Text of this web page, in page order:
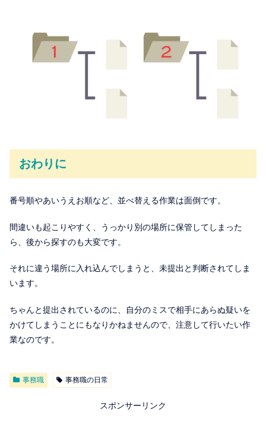
おわりに
番号順やあいうえお順など、並べ替える作業は面倒です。
間違いも起こりやすく、うっかり別の場所に保管してしまった
ら、後から探すのも大変です。
それに違う場所に入れ込んでしまうと、未提出と判断されてしま
います。
ちゃんと提出されているのに、自分のミスで相手にあらぬ疑いを
かけてしまうことにもなりかねませんので、注意して行いたい作
業なのです。
事務職 事務職の日常
スポンサーリンク